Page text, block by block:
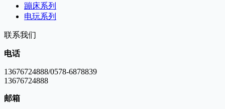
蹦床系列
电玩系列
联系我们
电话
13676724888/0578-6878839
13676724888
邮箱